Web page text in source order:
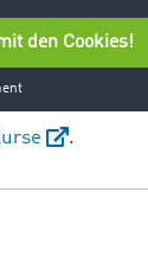
Sehr
.